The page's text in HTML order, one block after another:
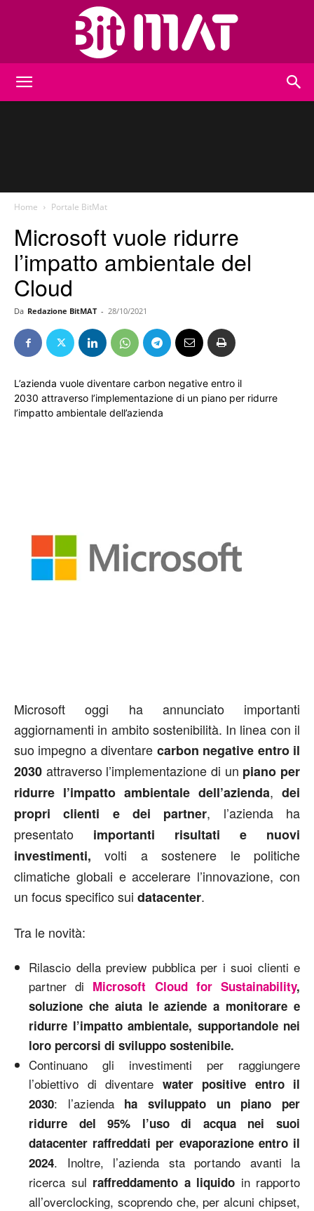
Home Portale BitMat
Microsoft vuole ridurre
l’impatto ambientale del
Cloud
Da Redazione BitMAT - 28/10/2021
L’azienda vuole diventare carbon negative entro il
2030 attraverso l’implementazione di un piano per ridurre
l’impatto ambientale dell’azienda
Microsoft oggi ha annunciato importanti
aggiornamenti in ambito sostenibilità. In linea con il
suo impegno a diventare carbon negative entro il
2030 attraverso l’implementazione di un piano per
ridurre l’impatto ambientale dell’azienda, dei
propri clienti e dei partner, l’azienda ha
presentato importanti risultati e nuovi
investimenti,volti a sostenere le politiche
climatiche globali e accelerare l’innovazione, con
un focus specifico sui datacenter.
Tra le novità:
Rilascio della preview pubblica per i suoi clienti e
partner di Microsoft Cloud for Sustainability,
soluzione che aiuta le aziende a monitorare e
ridurre l’impatto ambientale, supportandole nei
loro percorsi di sviluppo sostenibile.
Continuano gli investimenti per raggiungere
l’obiettivo di diventare water positive entro il
2030: l’azienda ha sviluppato un piano per
ridurre del 95% l’uso di acqua nei suoi
datacenter raffreddati per evaporazione entro il
2024. Inoltre, l’azienda sta portando avanti la
ricerca sul raffreddamento a liquido in rapporto
all’overclocking, scoprendo che, per alcuni chipset,